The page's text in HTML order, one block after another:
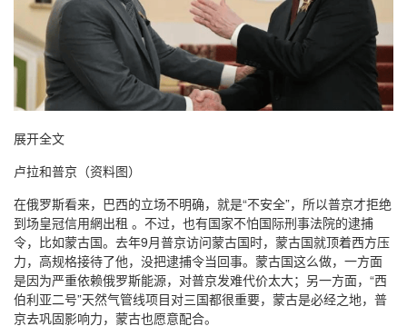
展开全文
卢拉和普京（资料图）
在俄罗斯看来，巴西的立场不明确，就是“不安全”，所以普京才拒绝
到场皇冠信用網出租 。不过，也有国家不怕国际刑事法院的逮捕
令，比如蒙古国。去年9月普京访问蒙古国时，蒙古国就顶着西方压
力，高规格接待了他，没把逮捕令当回事。蒙古国这么做，一方面
是因为严重依赖俄罗斯能源，对普京发难代价太大；另一方面，“西
伯利亚二号”天然气管线项目对三国都很重要，蒙古是必经之地，普
京去巩固影响力，蒙古也愿意配合。